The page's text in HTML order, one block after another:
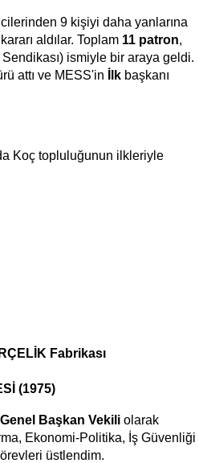
9 kişiyi daha yanlarına
aldılar. Toplam 11 patron,
ismiyle bir araya geldi.
attı ve MESS'in
İlk başkanı
Koç topluluğunun ilkleriyle
Fabrikası
(1975)
Genel Başkan Vekili olarak
Ekonomi-Politika, İş Güvenliği
üstlendim.